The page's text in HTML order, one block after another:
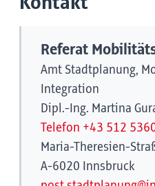
Referat
Amt Stadtplanung,
Integration
Dipl.-Ing. Martina
Telefon +43 512
Maria-Theresien-
A-6020 Innsbruck